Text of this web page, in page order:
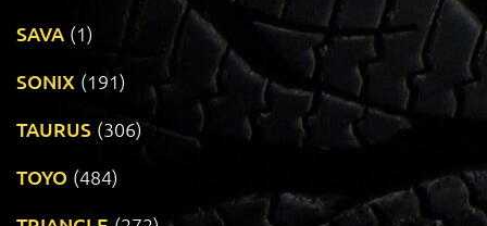
SAVA (1)
SONIX (191)
TAURUS (306)
TOYO (484)